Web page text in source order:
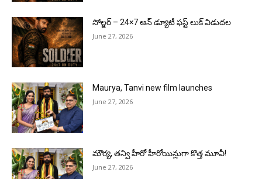
సోల్జర్ – 24×7 ఆన్ డ్యూటీ ఫస్ట్ లుక్ విడుదల
June 27, 2026
Maurya, Tanvi new film launches
June 27, 2026
మౌర్య‌, త‌న్వి హీరో హీరోయిన్లుగా కొత్త మూవీ!
June 27, 2026